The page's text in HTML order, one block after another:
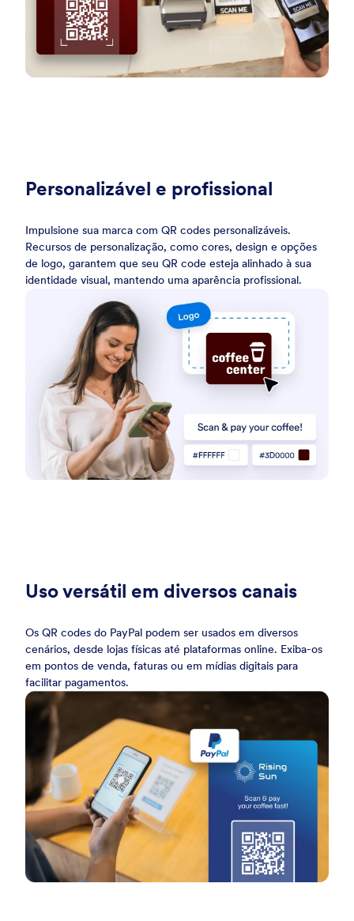
Personalizável e profissional
Impulsione sua marca com QR codes personalizáveis.
Recursos de personalização, como cores, design e opções
de logo, garantem que seu QR code esteja alinhado à sua
identidade visual, mantendo uma aparência profissional.
Uso versátil em diversos canais
Os QR codes do PayPal podem ser usados em diversos
cenários, desde lojas físicas até plataformas online. Exiba-os
em pontos de venda, faturas ou em mídias digitais para
facilitar pagamentos.